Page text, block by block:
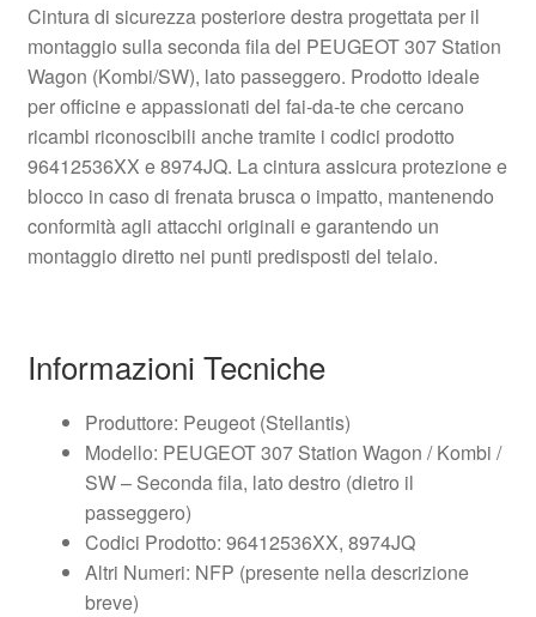
Cintura di sicurezza posteriore destra progettata per il
montaggio sulla seconda fila del PEUGEOT 307 Station
Wagon (Kombi/SW), lato passeggero. Prodotto ideale
per officine e appassionati del fai-da-te che cercano
ricambi riconoscibili anche tramite i codici prodotto
96412536XX e 8974JQ. La cintura assicura protezione e
blocco in caso di frenata brusca o impatto, mantenendo
conformità agli attacchi originali e garantendo un
montaggio diretto nei punti predisposti del telaio.
Informazioni Tecniche
Produttore: Peugeot (Stellantis)
Modello: PEUGEOT 307 Station Wagon / Kombi /
SW – Seconda fila, lato destro (dietro il
passeggero)
Codici Prodotto: 96412536XX, 8974JQ
Altri Numeri: NFP (presente nella descrizione
breve)